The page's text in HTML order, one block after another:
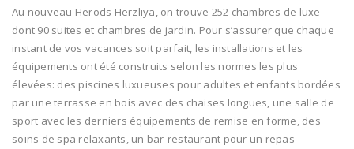
Au nouveau Herods Herzliya, on trouve 252 chambres de luxe
dont 90 suites et chambres de jardin. Pour s’assurer que chaque
instant de vos vacances soit parfait, les installations et les
équipements ont été construits selon les normes les plus
élevées: des piscines luxueuses pour adultes et enfants bordées
par une terrasse en bois avec des chaises longues, une salle de
sport avec les derniers équipements de remise en forme, des
soins de spa relaxants, un bar-restaurant pour un repas